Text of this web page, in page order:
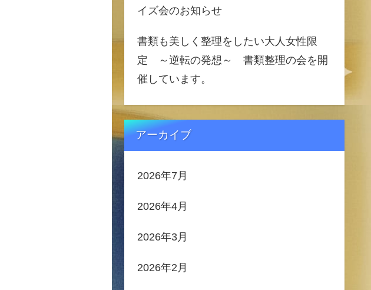
イズ会のお知らせ
書類も美しく整理をしたい大人女性限
定 ～逆転の発想～ 書類整理の会を開
催しています。
アーカイブ
2026年7月
2026年4月
2026年3月
2026年2月